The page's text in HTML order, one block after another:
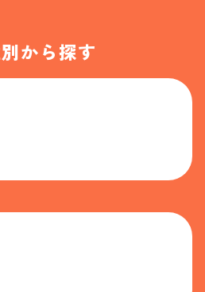
から探す